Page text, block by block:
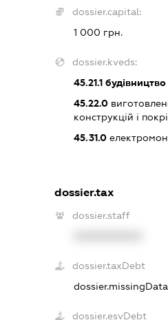
dossier.capital:
1 000 грн.
dossier.kveds:
45.21.1будівництво
45.22.0
конструкцій і
45.31.0
dossier.tax
dossier.staff
dossier.taxDebt
dossier.missingData
dossier.esvDebt